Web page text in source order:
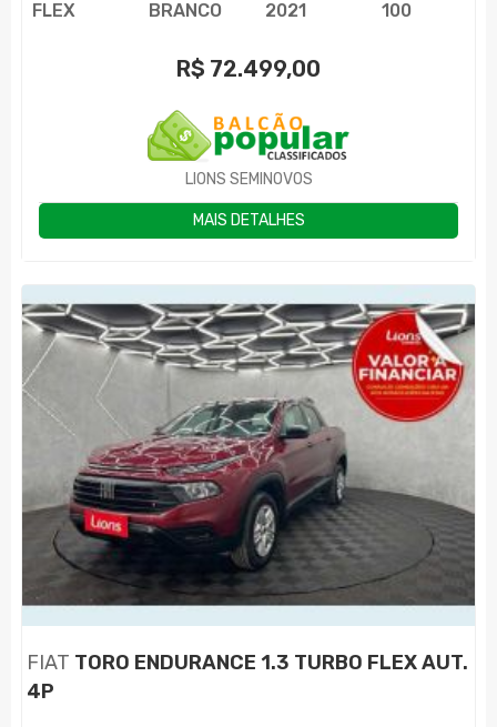
FLEX BRANCO 2021 100
R$ 72.499,00
LIONS SEMINOVOS
MAIS DETALHES
FIAT TORO ENDURANCE 1.3 TURBO FLEX AUT.
4P